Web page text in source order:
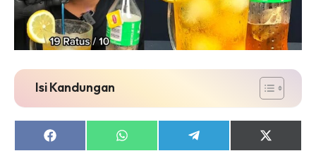
Isi Kandungan
Share
on
Share
on
Share
on
Share
on